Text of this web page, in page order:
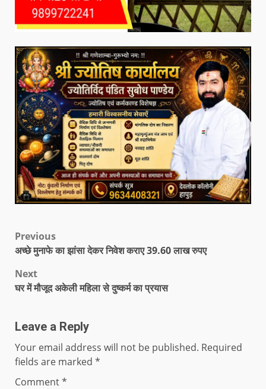
Previous
अच्छे मुनाफे का झांसा देकर निवेश कराए 39.60 लाख रुपए
Next
घर में मौजूद अकेली महिला से दुष्कर्म का प्रयास
Leave a Reply
Your email address will not be published. Required
fields are marked *
Comment*